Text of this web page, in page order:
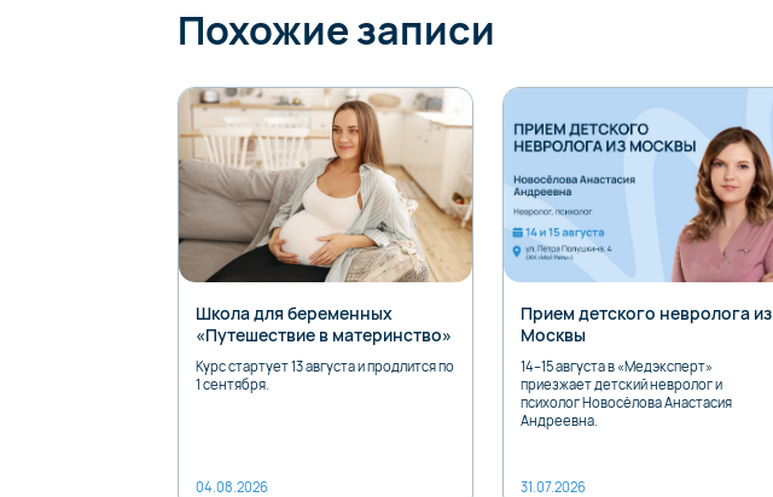
Похожие записи
Школа для беременных
«Путешествие в материнство»
Курс стартует 13 августа и продлится по
1 сентября.
04.08.2026
Прием детского невролога из
Москвы
14–15 августа в «Медэксперт»
приезжает детский невролог и
психолог Новосёлова Анастасия
Андреевна.
31.07.2026